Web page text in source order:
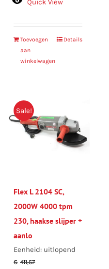
Quick View
Toevoegen
aan
winkelwagen
Details
Sale!
Flex L 2104 SC,
2000W 4000 tpm
230, haakse slijper +
aanlo
Eenheid: uitlopend
€ 411,57